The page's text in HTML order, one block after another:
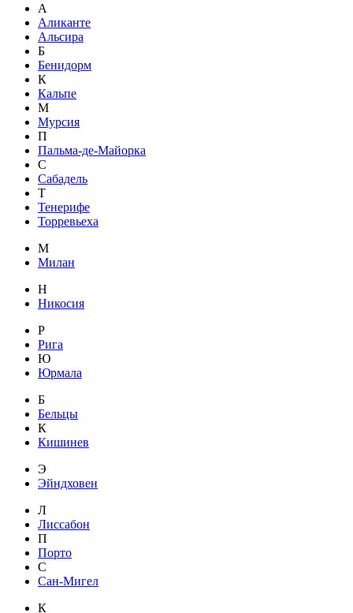
А
Аликанте
Альсира
Б
Бенидорм
К
Кальпе
М
Мурсия
П
Пальма-де-Майорка
С
Сабадель
Т
Тенерифе
Торревьеха
М
Милан
Н
Никосия
Р
Рига
Ю
Юрмала
Б
Бельцы
К
Кишинев
Э
Эйндховен
Л
Лиссабон
П
Порто
С
Сан-Мигел
К